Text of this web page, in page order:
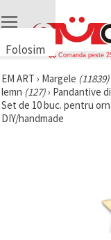
Folosim
uri
🍪 Folosim
cookie-uri
și
Comanda peste
EM ART › Margele (11839)
lemn (127)› Pandantive
Set de 10 buc. pentru
DIY/handmade